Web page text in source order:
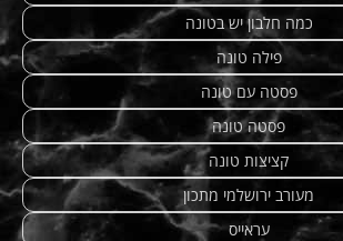
כמה חלבון יש בטונה
פילה טונה
פסטה עם טונה
פסטה טונה
קציצות טונה
מעורב ירושלמי מתכון
עראייס